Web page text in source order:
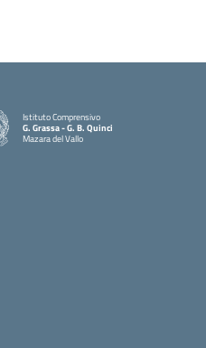
Istituto Comprensivo
G. Grassa - G. B. Quinci
Mazara del Vallo